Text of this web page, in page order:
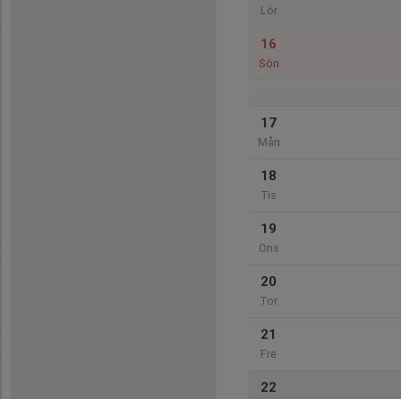
Lör
16
Sön
17
Mån
18
Tis
19
Ons
20
Tor
21
Fre
22